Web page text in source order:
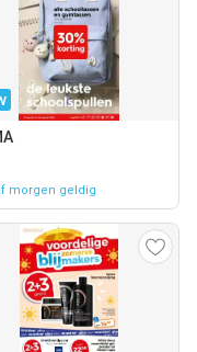
morgen geldig